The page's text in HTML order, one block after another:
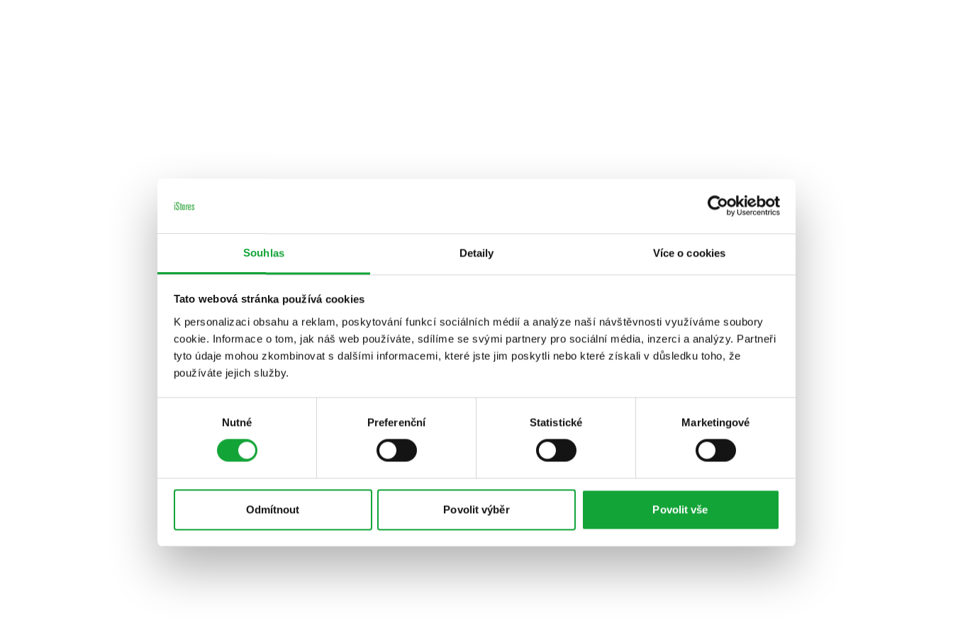
Souhlas Detaily Více o cookies
Tato webová stránka používá cookies
K personalizaci obsahu a reklam, poskytování funkcí sociálních médií a analýze naší návštěvnosti využíváme soubory
cookie. Informace o tom, jak náš web používáte, sdílíme se svými partnery pro sociální média, inzerci a analýzy. Partneři
tyto údaje mohou zkombinovat s dalšími informacemi, které jste jim poskytli nebo které získali v důsledku toho, že
používáte jejich služby.
Nutné Preferenční Statistické Marketingové
Odmítnout Povolit výběr Povolit vše